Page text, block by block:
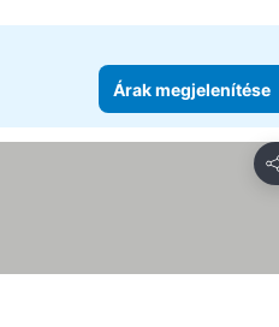
Árak megjelenítése